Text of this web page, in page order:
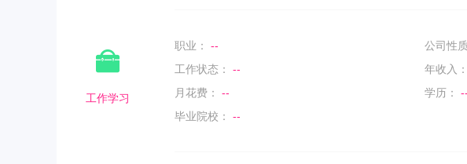
工作学习
职业： -- 公司性质
工作状态：
-- 年收入：
月花费：
-- 学历：
--
毕业院校：
--